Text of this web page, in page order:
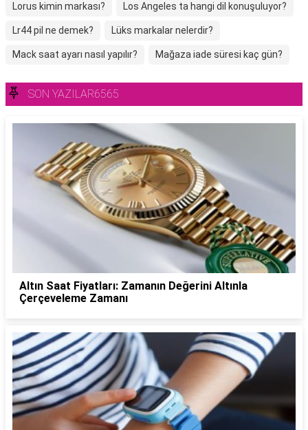
Lorus kimin markası? Los Angeles ta hangi dil konuşuluyor?
Lr44 pil ne demek? Lüks markalar nelerdir?
Mack saat ayarı nasıl yapılır? Mağaza iade süresi kaç gün?
SON YAZILAR6565
Altın Saat Fiyatları: Zamanın Değerini Altınla
Çerçeveleme Zamanı